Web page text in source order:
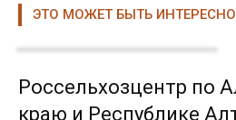
ЭТО МОЖЕТ БЫТЬ ИНТЕРЕСНО
Россельхозцентр по
краю и Республике